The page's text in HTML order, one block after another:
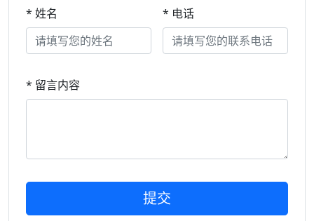
* 姓名
* 电话
* 留言内容